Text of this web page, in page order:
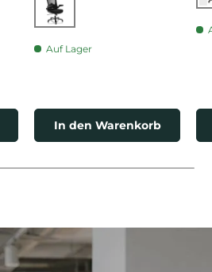
Schwarz
Auf Lager
In den Warenkorb